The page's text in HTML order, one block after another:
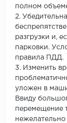
полном
2.
разгрузки и,
парковки.
правила ПДД.
3. Изменить
уложен в
Ввиду
перемещение